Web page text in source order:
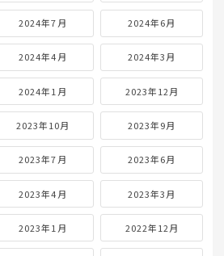
2024年7月 2024年6月
2024年4月 2024年3月
2024年1月 2023年12月
2023年10月 2023年9月
2023年7月 2023年6月
2023年4月 2023年3月
2023年1月 2022年12月